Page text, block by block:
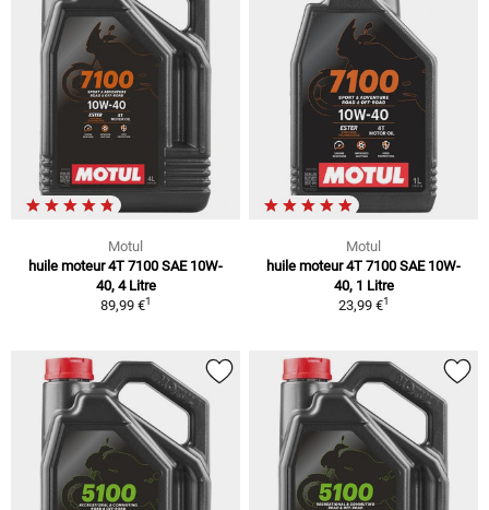
Motul
huile moteur 4T 7100 SAE 10W-
40, 4 Litre
89,99 €1
Motul
huile moteur 4T 7100 SAE 10W-
40, 1 Litre
23,99 €1